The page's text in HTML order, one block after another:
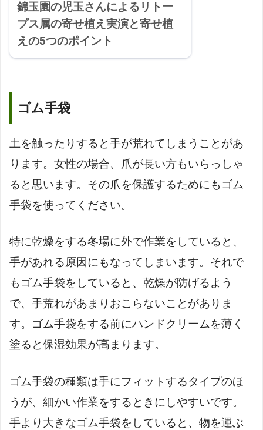
錦玉園の児玉さんによるリトー
プス属の寄せ植え実演と寄せ植
えの5つのポイント
ゴム手袋
土を触ったりすると手が荒れてしまうことがあ
ります。女性の場合、爪が長い方もいらっしゃ
ると思います。その爪を保護するためにもゴム
手袋を使ってください。
特に乾燥をする冬場に外で作業をしていると、
手があれる原因にもなってしまいます。それで
もゴム手袋をしていると、乾燥が防げるよう
で、手荒れがあまりおこらないことがありま
す。ゴム手袋をする前にハンドクリームを薄く
塗ると保湿効果が高まります。
ゴム手袋の種類は手にフィットするタイプのほ
うが、細かい作業をするときにしやすいです。
手より大きなゴム手袋をしていると、物を運ぶ